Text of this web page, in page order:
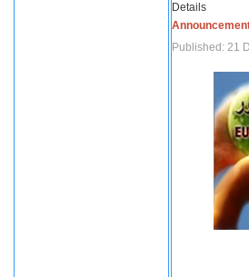
Details
Published: 21